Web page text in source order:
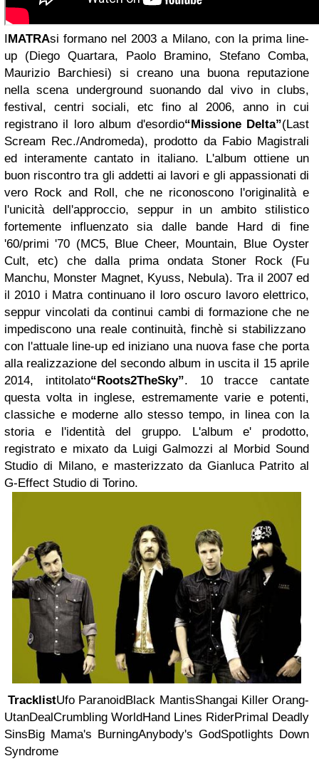
IMATRAsi formano nel 2003 a Milano, con la prima line-
up (Diego Quartara, Paolo Bramino, Stefano Comba,
Maurizio Barchiesi) si creano una buona reputazione
nella scena underground suonando dal vivo in clubs,
festival, centri sociali, etc fino al 2006, anno in cui
registrano il loro album d'esordio“Missione Delta”(Last
Scream Rec./Andromeda), prodotto da Fabio Magistrali
ed interamente cantato in italiano. L'album ottiene un
buon riscontro tra gli addetti ai lavori e gli appassionati di
vero Rock and Roll, che ne riconoscono l'originalità e
l'unicità dell'approccio, seppur in un ambito stilistico
fortemente influenzato sia dalle bande Hard di fine
'60/primi '70 (MC5, Blue Cheer, Mountain, Blue Oyster
Cult, etc) che dalla prima ondata Stoner Rock (Fu
Manchu, Monster Magnet, Kyuss, Nebula). Tra il 2007 ed
il 2010 i Matra continuano il loro oscuro lavoro elettrico,
seppur vincolati da continui cambi di formazione che ne
impediscono una reale continuità, finchè si stabilizzano
con l'attuale line-up ed iniziano una nuova fase che porta
alla realizzazione del secondo album in uscita il 15 aprile
2014, intitolato“Roots2TheSky”. 10 tracce cantate
questa volta in inglese, estremamente varie e potenti,
classiche e moderne allo stesso tempo, in linea con la
storia e l'identità del gruppo. L'album e' prodotto,
registrato e mixato da Luigi Galmozzi al Morbid Sound
Studio di Milano, e masterizzato da Gianluca Patrito al
G-Effect Studio di Torino.
TracklistUfo ParanoidBlack MantisShangai Killer Orang-
UtanDealCrumbling WorldHand Lines RiderPrimal Deadly
SinsBig Mama's BurningAnybody's GodSpotlights Down
Syndrome